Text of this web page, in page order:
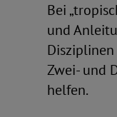
Bei
und
Zwei- und
helfen.